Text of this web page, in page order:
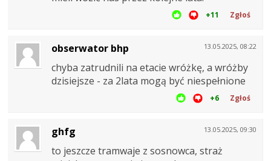
+11 Zgłoś
13.05.2025, 08:22
obserwator bhp
chyba zatrudnili na etacie wróżkę, a wróżby
dzisiejsze - za 2lata mogą być niespełnione
+6 Zgłoś
13.05.2025, 09:30
ghfg
to jeszcze tramwaje z sosnowca, straż